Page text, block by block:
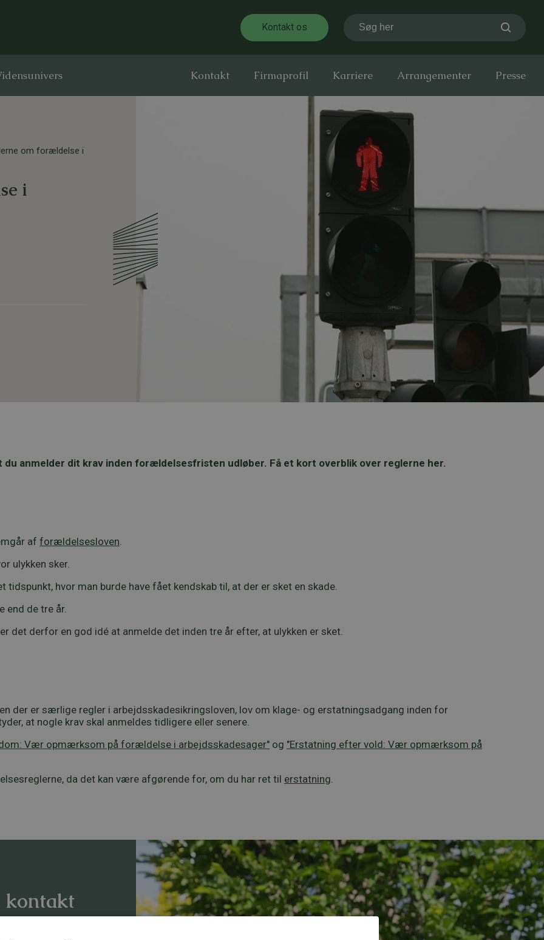
Kontakt os Søg her
Kontakt Firmaprofil Karriere Arrangementer Presse
om forældelse i
i
anmelder dit krav inden forældelsesfristen udløber. Få et kort overblik over reglerne her.
af forældelsesloven.
ulykken sker.
hvor man burde have fået kendskab til, at der er sket en skade.
end de tre år.
det derfor en god idé at anmelde det inden tre år efter, at ulykken er sket.
der er særlige regler i arbejdsskadesikringsloven, lov om klage- og erstatningsadgang inden for
at nogle krav skal anmeldes tidligere eller senere.
Vær opmærksom på forældelse i arbejdsskadesager" og "Erstatning efter vold: Vær opmærksom på
da det kan være afgørende for, om du har ret til erstatning.
kontakt